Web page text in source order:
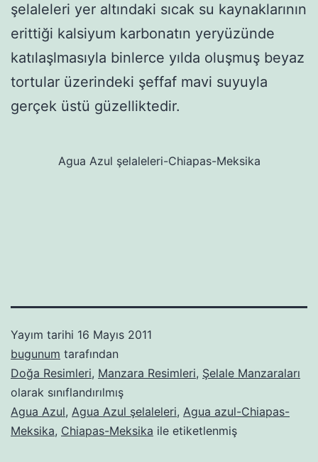
şelaleleri yer altındaki sıcak su kaynaklarının
erittiği kalsiyum karbonatın yeryüzünde
katılaşlmasıyla binlerce yılda oluşmuş beyaz
tortular üzerindeki şeffaf mavi suyuyla
gerçek üstü güzelliktedir.
Agua Azul şelaleleri-Chiapas-Meksika
Yayım tarihi 16 Mayıs 2011
bugunum tarafından
Doğa Resimleri, Manzara Resimleri, Şelale Manzaraları
olarak sınıflandırılmış
Agua Azul, Agua Azul şelaleleri, Agua azul-Chiapas-
Meksika, Chiapas-Meksika ile etiketlenmiş